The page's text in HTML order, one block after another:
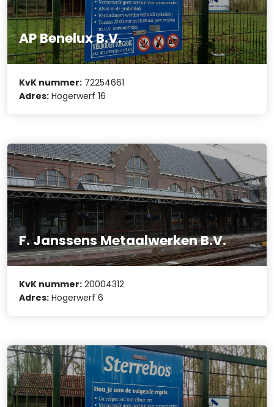
AP Benelux B.V.
KvK nummer: 72254661
Adres: Hogerwerf 16
F. Janssens Metaalwerken B.V.
KvK nummer: 20004312
Adres: Hogerwerf 6